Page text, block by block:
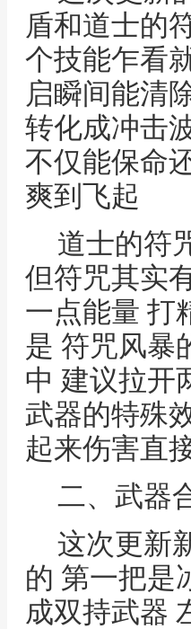
盾和道士的
个技能乍看
启瞬间能清
转化成冲击
不仅能保命
爽到飞起
道士的符
但符咒其实
一点能量 打
是 符咒风暴
中 建议拉开
武器的特殊
起来伤害直
二、武器
这次更新
的 第一把是
成双持武器